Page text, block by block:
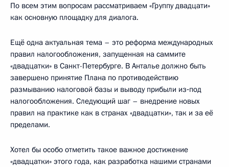
По всем этим вопросам рассматриваем «Группу двадцати»
как основную площадку для диалога.
Ещё одна актуальная тема – это реформа международных
правил налогообложения, запущенная на саммите
«двадцатки» в Санкт-Петербурге. В Анталье должно быть
завершено принятие Плана по противодействию
размыванию налоговой базы и выводу прибыли из‑под
налогообложения. Следующий шаг – внедрение новых
правил на практике как в странах «двадцатки», так и за её
пределами.
Хотел бы особо отметить такое важное достижение
«двадцатки» этого года, как разработка нашими странами